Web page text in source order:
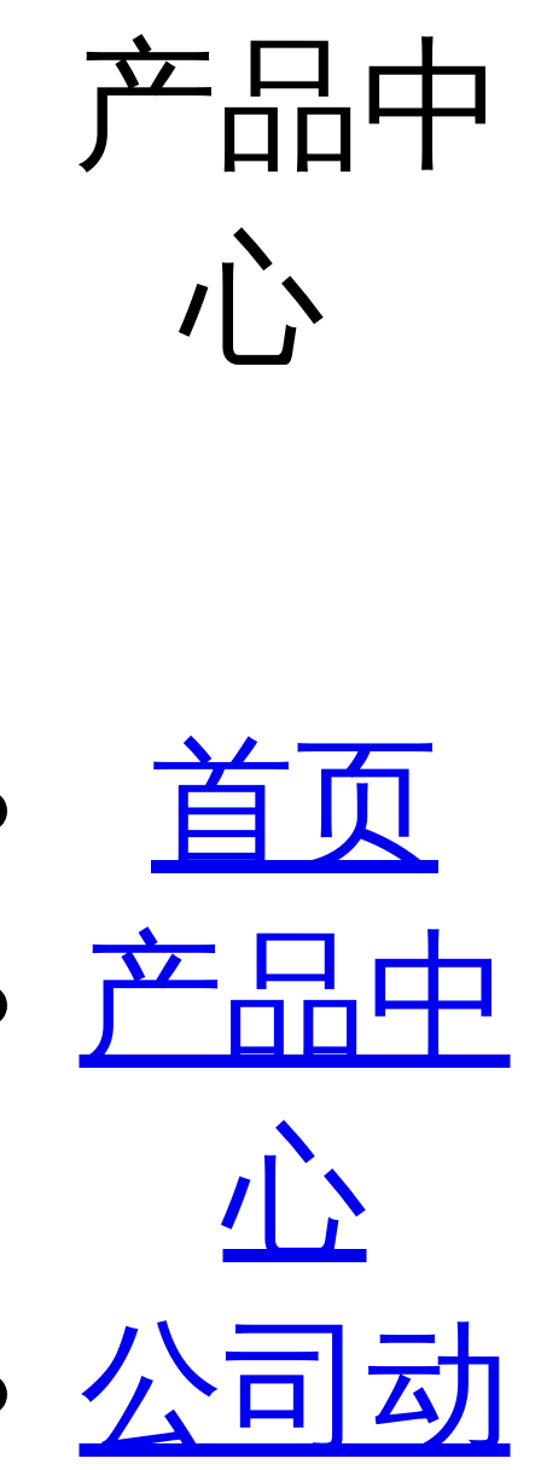
产品中
心
首页
产品中
心
公司动